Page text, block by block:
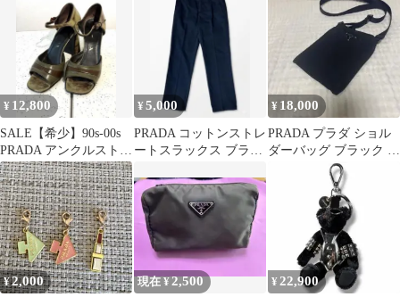
¥ 12,800
SALE【希少】90s-00s
PRADA アンクルストラ
ップ サンダル
¥5,000
PRADA コットンストレ
ートスラックス ブラッ
¥ 18,000
PRADA プラダ ショル
ダーバッグ ブラック 正
¥2,000 現在 ¥2,500 ¥ 22,900